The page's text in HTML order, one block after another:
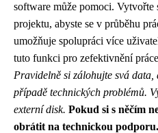
software může pomoci. Vytvořte
projektu, abyste se v průběhu
umožňuje spolupráci více
tuto funkci pro zefektivnění
Pravidelně si zálohujte svá
případě technických problémů.
externí disk. Pokud si s něčím
obrátit na technickou